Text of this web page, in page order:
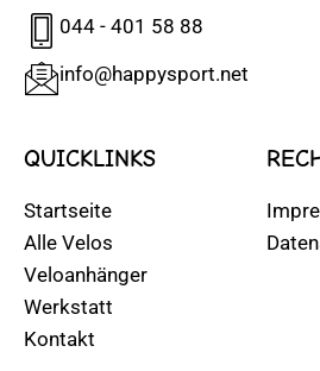
044 - 401 58 88
info@happysport.net
QUICKLINKS
Startseite
Alle Velos
Veloanhänger
Werkstatt
Kontakt